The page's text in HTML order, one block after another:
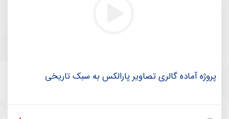
پروژه آماده گالری تصاویر پارالکس به سبک تاریخی